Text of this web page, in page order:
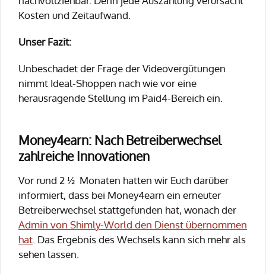
Kosten und Zeitaufwand.
Unser Fazit:
Unbeschadet der Frage der Videovergütungen
nimmt Ideal-Shoppen nach wie vor eine
herausragende Stellung im Paid4-Bereich ein.
Money4earn: Nach Betreiberwechsel
zahlreiche Innovationen
Vor rund 2 ½ Monaten hatten wir Euch darüber
informiert, dass bei Money4earn ein erneuter
Betreiberwechsel stattgefunden hat, wonach der
Admin von Shimly-World den Dienst übernommen
hat. Das Ergebnis des Wechsels kann sich mehr als
sehen lassen.